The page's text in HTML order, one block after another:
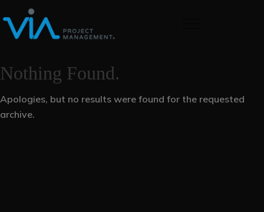
Nothing Found.
Apologies, but no results were found for the requested
archive.